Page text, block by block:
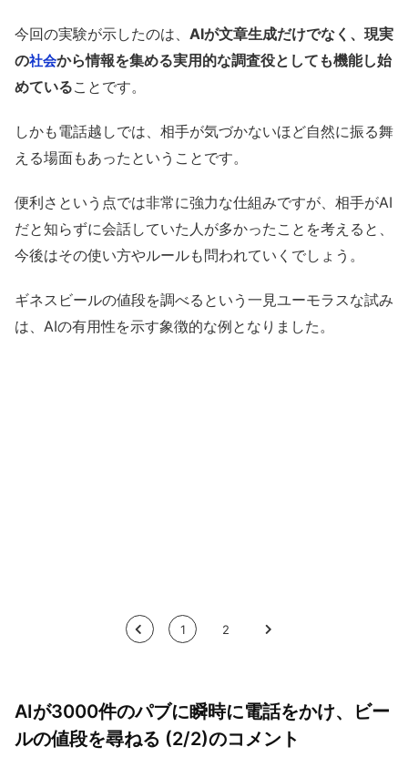
今回の実験が示したのは、 AIが文章生成だけでなく、現実
の社会から情報を集める実用的な調査役としても機能し始
めていることです。
しかも電話越しでは、相手が気づかないほど自然に振る舞
える場面もあったということです。
便利さという点では非常に強力な仕組みですが、相手がAI
だと知らずに会話していた人が多かったことを考えると、
今後はその使い方やルールも問われていくでしょう。
ギネスビールの値段を調べるという一見ユーモラスな試み
は、AIの有用性を示す象徴的な例となりました。
< 1 2 >
AIが3000件のパブに瞬時に電話をかけ、ビー
ルの値段を尋ねる (2/2)のコメント